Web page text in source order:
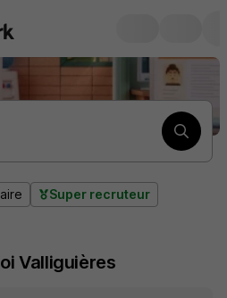
Super recruteur
Valliguières